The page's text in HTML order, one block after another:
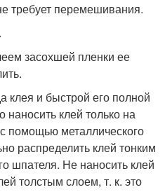
требует перемешивания.
засохшей пленки ее
клея и быстрой его полной
клей только на
помощью металлического
распределить клей тонким
шпателя. Не наносить клей
толстым слоем, т. к. это